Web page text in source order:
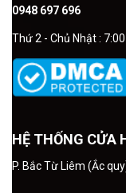
0948 697 696
Thứ 2 - Chủ Nhật :
HỆ THỐNG CỬA
P. Bắc Từ Liêm (Ắc